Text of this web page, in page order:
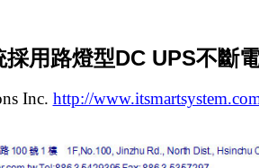
用路燈型DC UPS不斷
Inc. http://